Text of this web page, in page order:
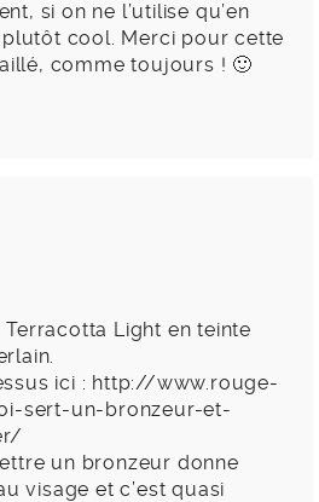
si on ne l’utilise qu’en
plutôt cool. Merci pour cette
comme toujours ! 🙂
Terracotta Light en teinte
ici : http://www.rouge-
sert-un-bronzeur-et-
un bronzeur donne
visage et c’est quasi